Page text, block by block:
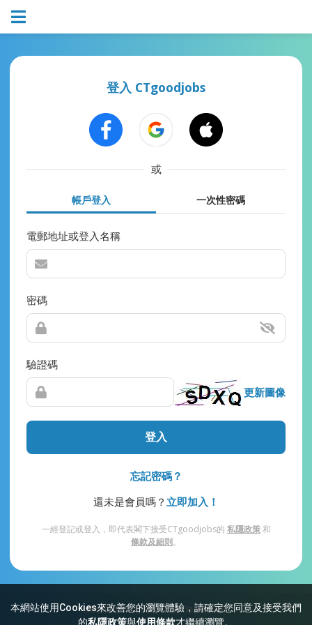
本網站使用Cookies來改善您的瀏覽體驗，請確定您同意及接受我們
的私隱政策與使用條款才繼續瀏覽。
登入 CTgoodjobs
或
帳戶登入 一次性密碼
電郵地址或登入名稱
密碼
驗證碼
更新圖像
登入
忘記密碼？
還未是會員嗎？ 立即加入！
一經登記或登入，即代表閣下接受CTgoodjobs的 私隱政策和
條款及細則。
網站索引 常見問題 私隱 條款及細則